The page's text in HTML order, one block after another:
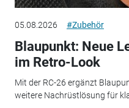
05.08.2026 #Zubehör
Blaupunkt: Neue
im Retro-Look
Mit der RC-26 ergänzt
weitere Nachrüstlösung für